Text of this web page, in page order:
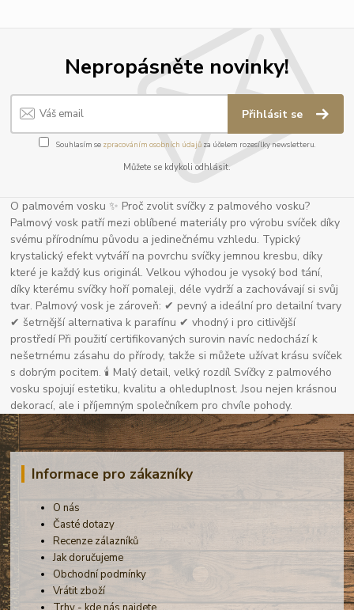
Nepropásněte novinky!
Přihlásit se
Souhlasím se zpracováním osobních údajůza účelem rozesílky newsletteru.
Můžete se kdykoli odhlásit.
O palmovém vosku ✨ Proč zvolit svíčky z palmového vosku?
Palmový vosk patří mezi oblíbené materiály pro výrobu svíček díky
svému přírodnímu původu a jedinečnému vzhledu. Typický
krystalický efekt vytváří na povrchu svíčky jemnou kresbu, díky
které je každý kus originál. Velkou výhodou je vysoký bod tání,
díky kterému svíčky hoří pomaleji, déle vydrží a zachovávají si svůj
tvar. Palmový vosk je zároveň: ✔ pevný a ideální pro detailní tvary
✔ šetrnější alternativa k parafínu ✔ vhodný i pro citlivější
prostředí Při použití certifikovaných surovin navíc nedochází k
nešetrnému zásahu do přírody, takže si můžete užívat krásu svíček
s dobrým pocitem. 🕯 Malý detail, velký rozdíl Svíčky z palmového
vosku spojují estetiku, kvalitu a ohleduplnost. Jsou nejen krásnou
dekorací, ale i příjemným společníkem pro chvíle pohody.
Informace pro zákazníky
O nás
Časté dotazy
Recenze zálazníků
Jak doručujeme
Obchodní podmínky
Vrátit zboží